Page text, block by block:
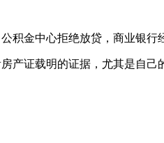
金中心拒绝放贷，商业银行
证载明的证据，尤其是自己